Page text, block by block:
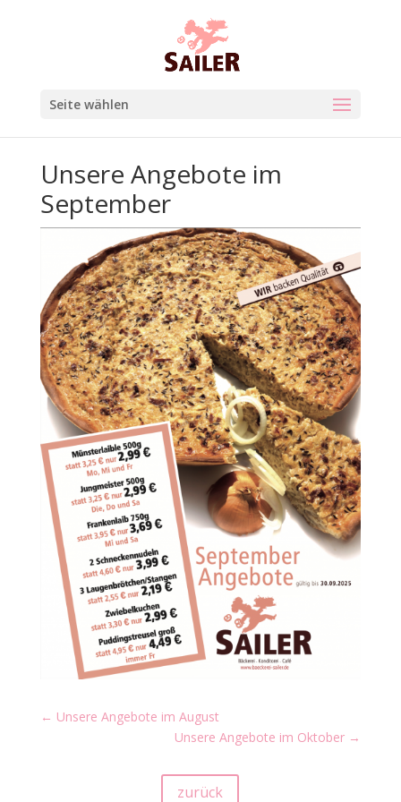
Seite wählen
Unsere Angebote im
September
← Unsere Angebote im August
Unsere Angebote im Oktober →
zurück